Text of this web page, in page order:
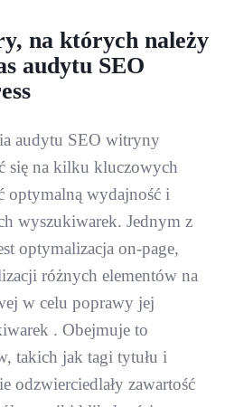
na których należy
audytu SEO
audytu SEO witryny
się na kilku kluczowych
optymalną wydajność i
wyszukiwarek. Jednym z
optymalizacja on-page,
różnych elementów na
w celu poprawy jej
. Obejmuje to
takich jak tagi tytułu i
odzwierciedlały zawartość